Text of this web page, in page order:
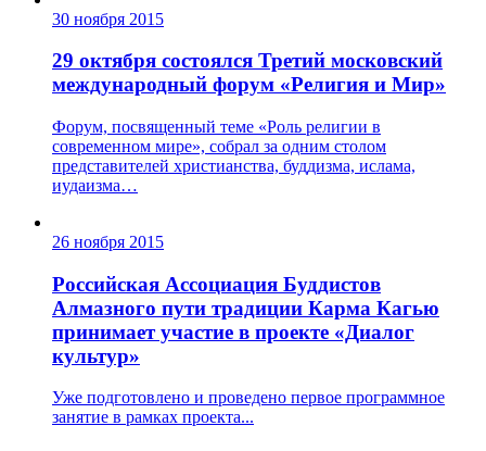
30 ноября 2015
29 октября состоялся Третий московский
международный форум «Религия и Мир»
Форум, посвященный теме «Роль религии в
современном мире», собрал за одним столом
представителей христианства, буддизма, ислама,
иудаизма…
26 ноября 2015
Российская Ассоциация Буддистов
Алмазного пути традиции Карма Кагью
принимает участие в проекте «Диалог
культур»
Уже подготовлено и проведено первое программное
занятие в рамках проекта...